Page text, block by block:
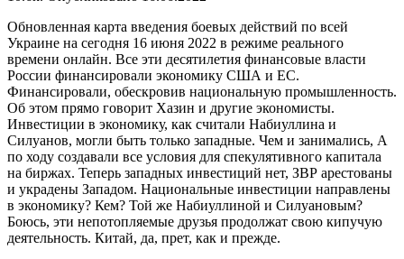
Обновленная карта введения боевых действий по всей
Украине на сегодня 16 июня 2022 в режиме реального
времени онлайн. Все эти десятилетия финансовые власти
России финансировали экономику США и ЕС.
Финансировали, обескровив национальную промышленность.
Об этом прямо говорит Хазин и другие экономисты.
Инвестиции в экономику, как считали Набиуллина и
Силуанов, могли быть только западные. Чем и занимались, А
по ходу создавали все условия для спекулятивного капитала
на биржах. Теперь западных инвестиций нет, ЗВР арестованы
и украдены Западом. Национальные инвестиции направлены
в экономику? Кем? Той же Набиуллиной и Силуановым?
Боюсь, эти непотопляемые друзья продолжат свою кипучую
деятельность. Китай, да, прет, как и прежде.